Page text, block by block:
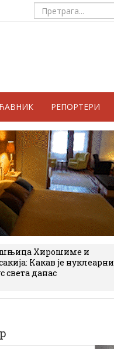
РЕПОРТЕРИ
Хирошиме и
Какав је нуклеарни
света данас